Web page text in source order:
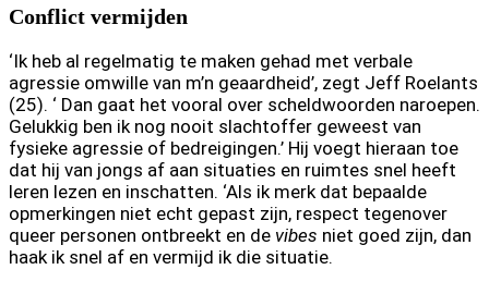
Conflict vermijden
‘Ik heb al regelmatig te maken gehad met verbale
agressie omwille van m’n geaardheid’, zegt Jeff Roelants
(25). ‘ Dan gaat het vooral over scheldwoorden naroepen.
Gelukkig ben ik nog nooit slachtoffer geweest van
fysieke agressie of bedreigingen.’ Hij voegt hieraan toe
dat hij van jongs af aan situaties en ruimtes snel heeft
leren lezen en inschatten. ‘Als ik merk dat bepaalde
opmerkingen niet echt gepast zijn, respect tegenover
queer personen ontbreekt en de vibes niet goed zijn, dan
haak ik snel af en vermijd ik die situatie.